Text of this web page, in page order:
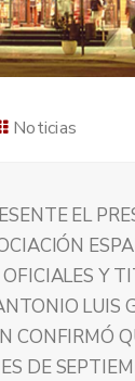
Noticias
EL
Y
LUIS
CONFIRMÓ
DE